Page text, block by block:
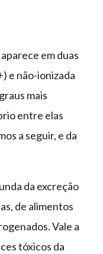
em duas
e não-ionizada
mais
entre elas
a seguir, e da
da excreção
de alimentos
Vale a
tóxicos da